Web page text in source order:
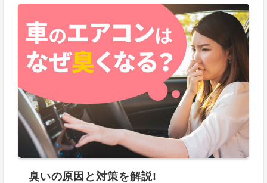
臭いの原因と対策を解説!